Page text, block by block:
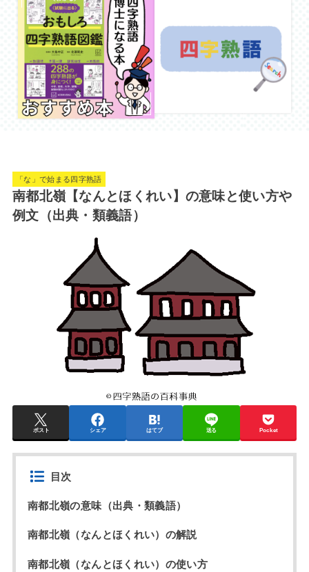
「な」で始まる四字熟語
南都北嶺【なんとほくれい】の意味と使い方や
例文（出典・類義語）
ポスト シェア はてブ 送る Pocket
目次
南都北嶺の意味（出典・類義語）
南都北嶺（なんとほくれい）の解説
南都北嶺（なんとほくれい）の使い方